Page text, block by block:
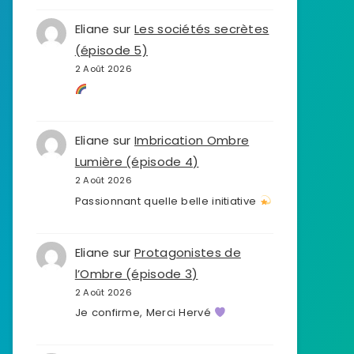
Eliane surLes sociétés secrètes
(épisode 5)
2 Août 2026
Eliane surImbrication Ombre
Lumière (épisode 4)
2 Août 2026
Passionnant quelle belle initiative
Eliane surProtagonistes de
l’Ombre (épisode 3)
2 Août 2026
Je confirme, Merci Hervé